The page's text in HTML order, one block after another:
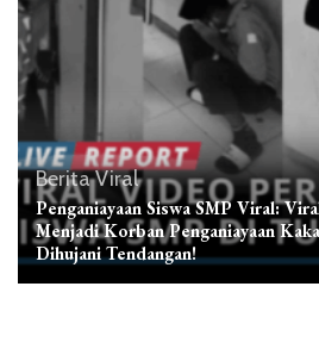
Berita Viral
Penganiayaan Siswa SMP Viral:
Menjadi Korban Penganiayaan
Dihujani Tendangan!